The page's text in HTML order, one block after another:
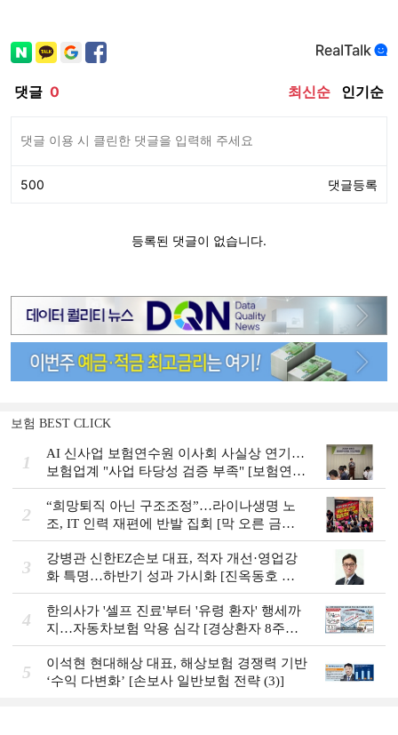
보험 BEST CLICK
1
AI 신사업 보험연수원 이사회 사실상 연기…
보험업계 "사업 타당성 검증 부족" [보험연수
원 AI사업 논란]
2
“희망퇴직 아닌 구조조정”…라이나생명 노
조, IT 인력 재편에 반발 집회 [막 오른 금융
권 하투(夏鬪)]
3
강병관 신한EZ손보 대표, 적자 개선·영업강
화 특명…하반기 성과 가시화 [진옥동호 신
한금융, 부스트업 점검]
4
한의사가 '셀프 진료'부터 '유령 환자' 행세까
지…자동차보험 악용 심각 [경상환자 8주룰
도입 초읽기]
5
이석현 현대해상 대표, 해상보험 경쟁력 기반
‘수익 다변화ʼ [손보사 일반보험 전략 (3)]